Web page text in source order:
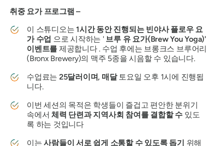
취중 요가 프로그램 –
이 스튜디오는1시간 동안 진행되는 빈야사 플로우 요
가 수업 으로 시작하는 ' 브루 유 요가(Brew You Yoga)'
이벤트를 제공합니다 . 수업 후에는 브롱크스 브루어리
(Bronx Brewery)의 맥주 5종을 시음할 수 있습니다.
수업료는 25달러이며, 매달토요일 오후 1시에 진행됩
니다.
이번 세션의 목적은 학생들이 즐겁고 편안한 분위기
속에서체력 단련과 지역사회 참여를 결합할 수 있도
록 하는 것입니다
이는사람들이 서로 쉽게 소통할 수 있도록 돕기 위해